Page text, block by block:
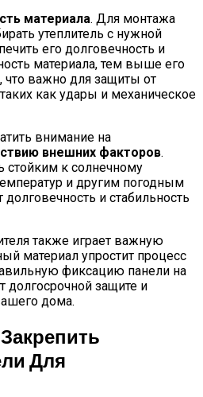
материала. Для монтажа
утеплитель с нужной
его долговечность и
материала, тем выше его
что важно для защиты от
как удары и механическое
внимание на
внешних факторов.
стойким к солнечному
и другим погодным
и стабильность
также играет важную
материал упростит процесс
фиксацию панели на
долгосрочной защите и
дома.
Для